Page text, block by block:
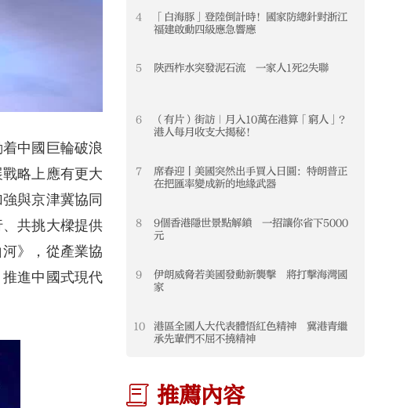
中國巨輪破浪
略上應有更大
與京津冀協同
共挑大樑提供
》，從產業協
進中國式現代
4
「白海豚」登陸倒計時！國家防總針對浙江
福建啟動四級應急響應
5 陝西柞水突發泥石流 一家人1死2失聯
6
（有片）街訪｜月入10萬在港算「窮人」？
港人每月收支大揭秘！
7
席春迎丨美國突然出手買入日圓：特朗普正
在把匯率變成新的地緣武器
8
9個香港隱世景點解鎖 一招讓你省下5000
元
9
伊朗威脅若美國發動新襲擊 將打擊海灣國
家
10
港區全國人大代表體悟紅色精神 冀港青繼
承先輩們不屈不撓精神
推薦內容